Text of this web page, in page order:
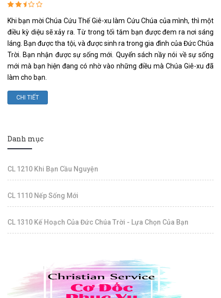
Khi bạn mời Chúa Cứu Thế Giê-xu làm Cứu Chúa của mình, thì một
điều kỳ diệu sẽ xảy ra. Từ trong tối tăm bạn được đem ra nơi sáng
láng. Bạn được tha tội, và được sinh ra trong gia đình của Đức Chúa
Trời. Bạn nhận được sự sống mới. Quyển sách nầy nói về sự sống
mới mà bạn hiện đang có nhờ vào những điều mà Chúa Giê-xu đã
làm cho bạn.
CHI TIẾT
Danh mục
CL 1210 Khi Bạn Cầu Nguyện
CL 1110 Nếp Sống Mới
CL 1310 Kế Hoạch Của Đức Chúa Trời - Lựa Chọn Của Bạn